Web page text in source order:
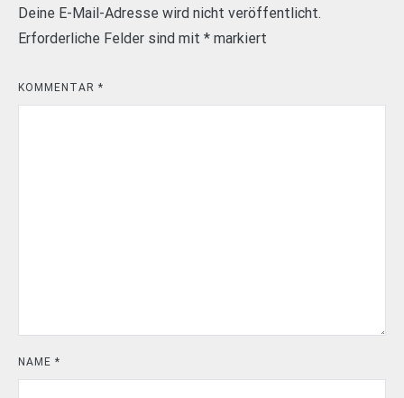
Deine E-Mail-Adresse wird nicht veröffentlicht.
Erforderliche Felder sind mit * markiert
KOMMENTAR *
NAME *